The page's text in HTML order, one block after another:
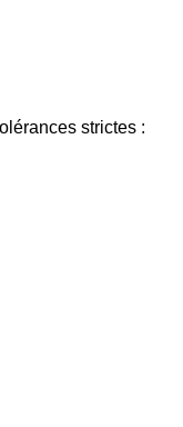
strictes :